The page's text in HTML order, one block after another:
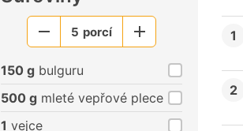
Menší5 porcí
Větší
150 g bulguru
500 g mleté vepřové plece
1 vejce